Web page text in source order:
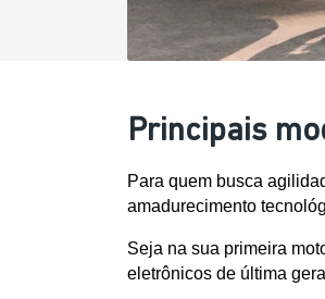
Principais
Para quem busca
amadurecimento
Seja na sua primeira
eletrônicos de última